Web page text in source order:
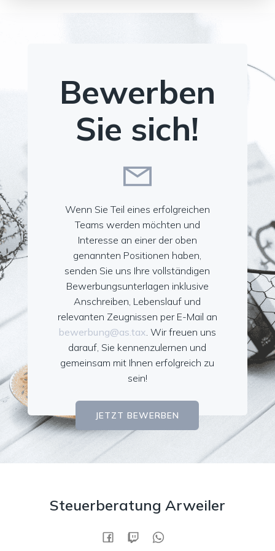
Bewerben
Sie sich!
Wenn Sie Teil eines erfolgreichen
Teams werden möchten und
Interesse an einer der oben
genannten Positionen haben,
senden Sie uns Ihre vollständigen
Bewerbungsunterlagen inklusive
Anschreiben, Lebenslauf und
relevanten Zeugnissen per E-Mail an
bewerbung@as.tax . Wir freuen uns
darauf, Sie kennenzulernen und
gemeinsam mit Ihnen erfolgreich zu
sein!
JETZT BEWERBEN
Steuerberatung Arweiler